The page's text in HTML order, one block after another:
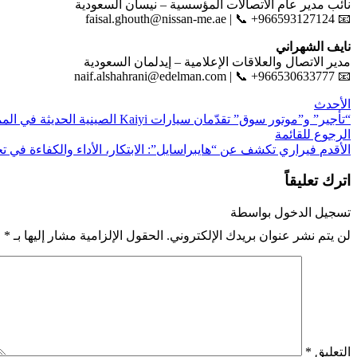
نائب مدير عام الاتصالات المؤسسية – نيسان السعودية
📧
faisal.ghouth@nissan-me.ae | 📞 +966593127124
نايف الشهراني
مدير الاتصال والعلاقات الإعلامية – إيدلمان السعودية
📧
naif.alshahrani@edelman.com | 📞 +966530633777
الأحدث
“تأجير” و”موتور سوق” تقدّمان سيارات Kaiyi الصينية الحديثة في المملكة
الرجوع للقائمة
الأقدم فيراري تكشف عن “هايبراسايل”: الابتكار، الأداء والكفاءة
اترك تعليقاً
تسجيل الدخول بواسطة
لن يتم نشر عنوان بريدك الإلكتروني. الحقول الإلزامية مشار إليها بـ *
التعليق *